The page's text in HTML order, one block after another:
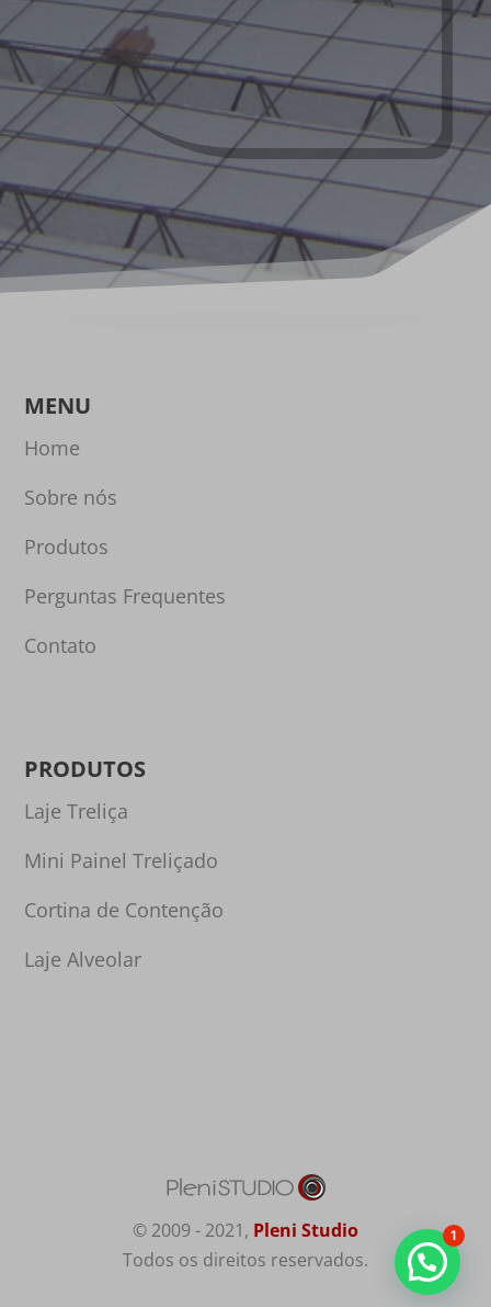
MENU
Home
Sobre nós
Produtos
Perguntas Frequentes
Contato
PRODUTOS
Laje Treliça
Mini Painel Treliçado
Cortina de Contenção
Laje Alveolar
© 2009 - 2021, Pleni Studio
Todos os direitos reservados.
1